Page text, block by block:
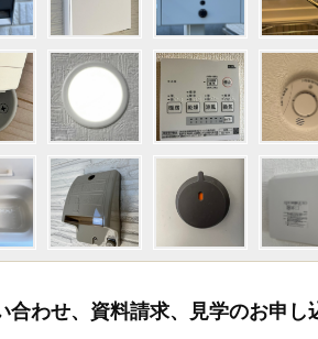
合わせ、資料請求、見学のお申し